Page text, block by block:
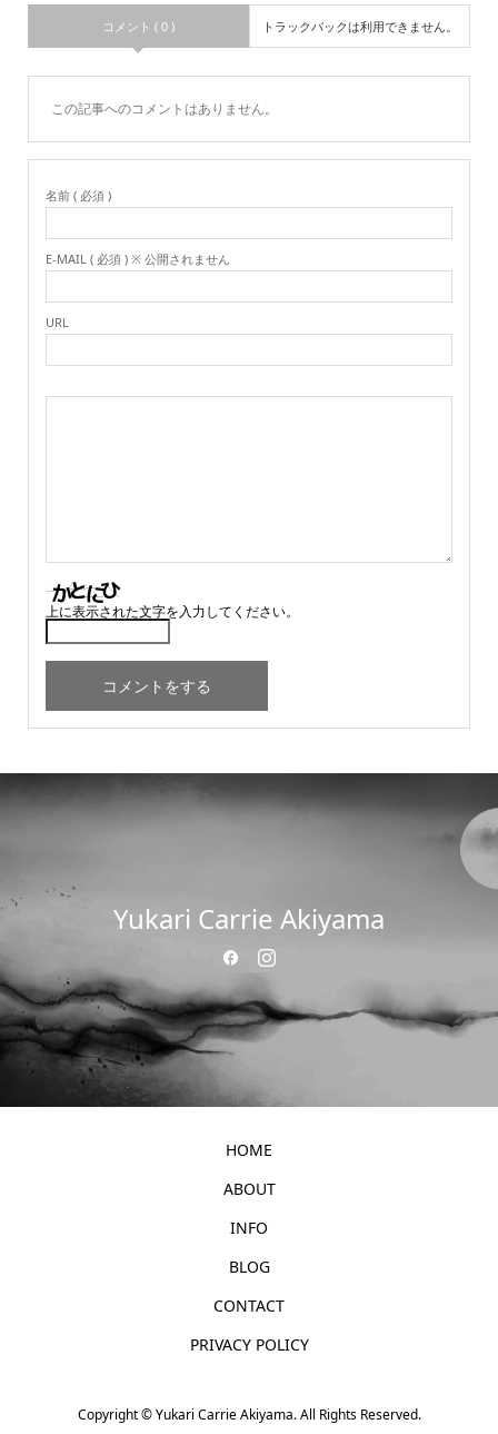
コメント ( 0 ) トラックバックは利用できません。
この記事へのコメントはありません。
名前 ( 必須 )
E-MAIL ( 必須 ) ※ 公開されません
URL
上に表示された文字を入力してください。
Yukari Carrie Akiyama
HOME
ABOUT
INFO
BLOG
CONTACT
PRIVACY POLICY
Copyright ©Yukari Carrie Akiyama. All Rights Reserved.